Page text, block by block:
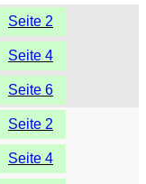
Seite 2
Seite 4
Seite 6
Seite 2
Seite 4